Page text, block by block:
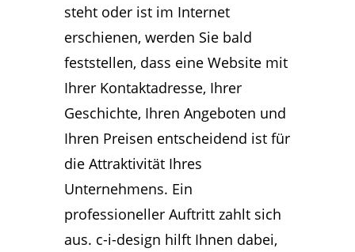
steht oder ist im Internet
erschienen, werden Sie bald
feststellen, dass eine Website mit
Ihrer Kontaktadresse, Ihrer
Geschichte, Ihren Angeboten und
Ihren Preisen entscheidend ist für
die Attraktivität Ihres
Unternehmens. Ein
professioneller Auftritt zahlt sich
aus. c-i-design hilft Ihnen dabei,